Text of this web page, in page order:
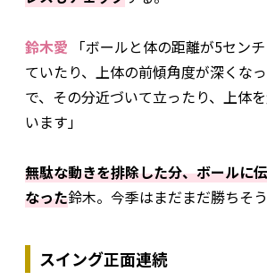
鈴木愛 「ボールと体の距離が5セン
ていたり、上体の前傾角度が深くな
で、その分近づいて立ったり、上体
います」
無駄な動きを排除した分、ボールに
なった鈴木。今季はまだまだ勝ちそう
スイング正面連続